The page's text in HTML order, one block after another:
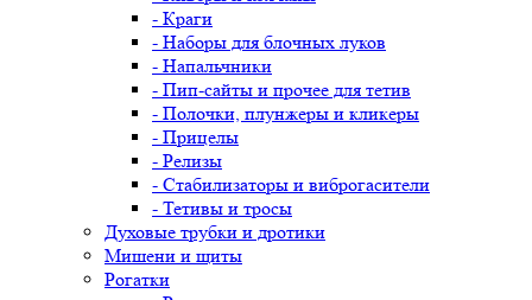
- Краги
- Наборы для блочных луков
- Напальчники
- Пип-сайты и прочее для тетив
- Полочки, плунжеры и кликеры
- Прицелы
- Релизы
- Стабилизаторы и виброгасители
- Тетивы и тросы
Духовые трубки и дротики
Мишени и щиты
Рогатки